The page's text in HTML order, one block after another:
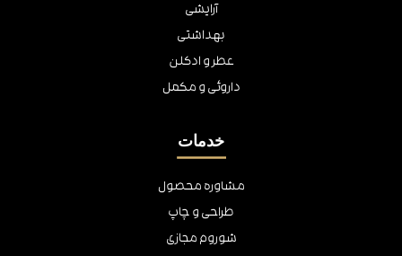
آرایشی
بهداشتی
عطر و ادکلن
داروئی و مکمل
خدمات
مشاوره محصول
طراحی و چاپ
شوروم مجازی